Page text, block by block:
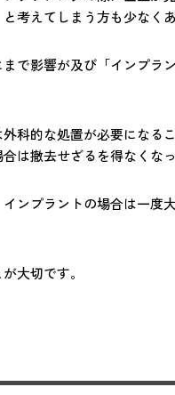
考えてしまう方も少なくあ
で影響が及び「インプラ
科的な処置が必要になる
は撤去せざるを得なくなっ
ンプラントの場合は一度
大切です。